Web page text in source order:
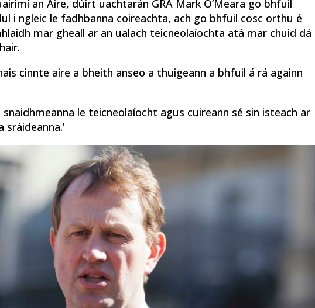
an Aire, dúirt uachtarán GRA Mark O’Meara go bhfuil
i ngleic le fadhbanna coireachta, ach go bhfuil cosc ​​​​orthu é
mar gheall ar an ualach teicneolaíochta atá mar chuid dá
cinnte aire a bheith anseo a thuigeann a bhfuil á rá againn
snaidhmeanna le teicneolaíocht agus cuireann sé sin isteach ar